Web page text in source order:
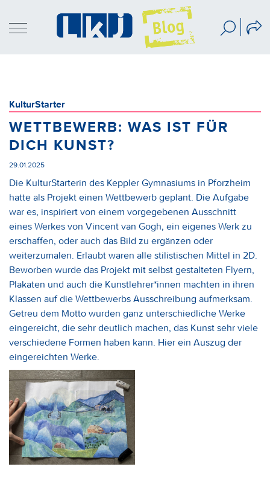
KulturStarter
WETTBEWERB: WAS IST FÜR
DICH KUNST?
29.01.2025
Die KulturStarterin des Keppler Gymnasiums in Pforzheim
hatte als Projekt einen Wettbewerb geplant. Die Aufgabe
war es, inspiriert von einem vorgegebenen Ausschnitt
eines Werkes von Vincent van Gogh, ein eigenes Werk zu
erschaffen, oder auch das Bild zu ergänzen oder
weiterzumalen. Erlaubt waren alle stilistischen Mittel in 2D.
Beworben wurde das Projekt mit selbst gestalteten Flyern,
Plakaten und auch die Kunstlehrer*innen machten in ihren
Klassen auf die Wettbewerbs Ausschreibung aufmerksam.
Getreu dem Motto wurden ganz unterschiedliche Werke
eingereicht, die sehr deutlich machen, das Kunst sehr viele
verschiedene Formen haben kann. Hier ein Auszug der
eingereichten Werke.